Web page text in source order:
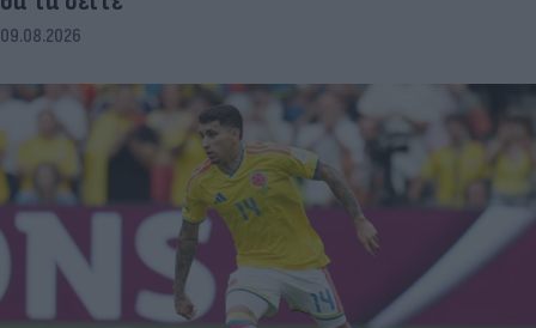
09.08.2026